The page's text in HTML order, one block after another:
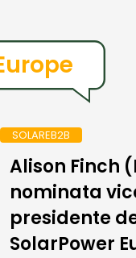
SOLAREB2B
Alison Finch
nominata
presidente
SolarPower